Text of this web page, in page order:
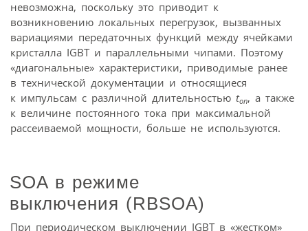
невозможна, поскольку это приводит к
возникновению локальных перегрузок, вызванных
вариациями передаточных функций между ячейками
кристалла IGBT и параллельными чипами. Поэтому
«диагональные» характеристики, приводимые ранее
в технической документации и относящиеся
к импульсам с различной длительностью ton, а также
к величине постоянного тока при максимальной
рассеиваемой мощности, больше не используются.
SOA в режиме
выключения (RBSOA)
При периодическом выключении IGBT в «жестком»